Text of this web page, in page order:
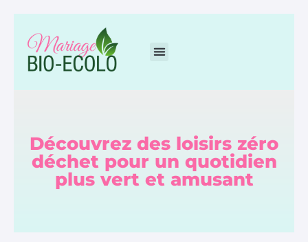
Découvrez des loisirs zéro
déchet pour un quotidien
plus vert et amusant